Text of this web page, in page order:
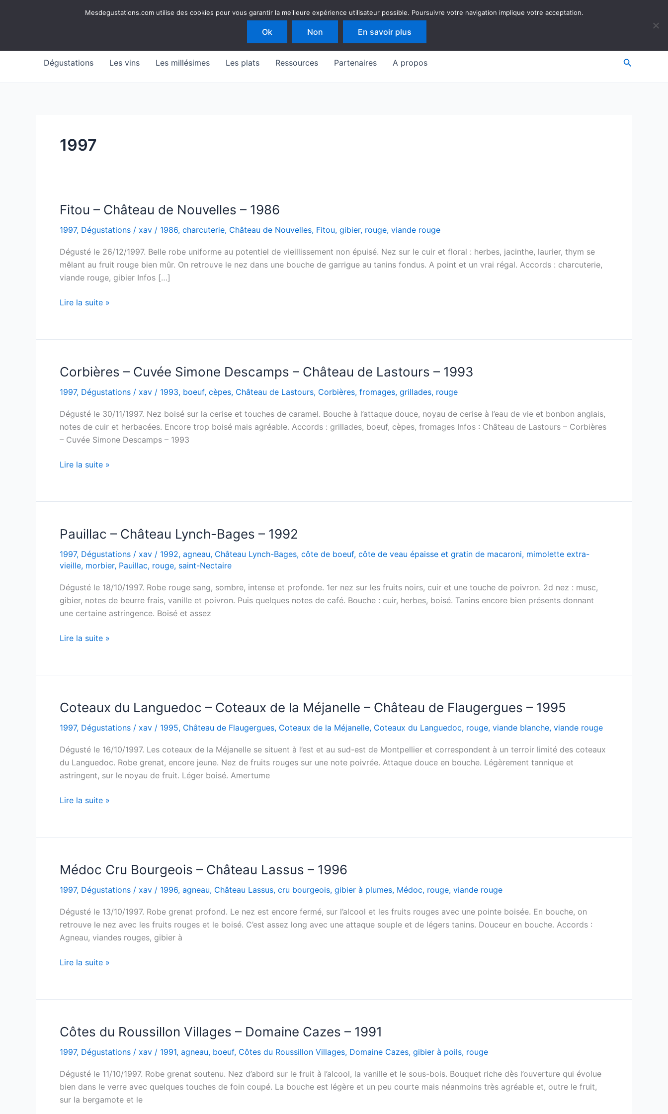
Mesdegustations
Dégustations Les vins Les millésimes Les plats Ressources Partenaires A propos
1997
Fitou – Château de Nouvelles – 1986
1997, Dégustations / xav / 1986, charcuterie, Château de Nouvelles, Fitou, gibier, rouge, viande rouge
Dégusté le 26/12/1997. Belle robe uniforme au potentiel de vieillissement non épuisé. Nez sur le cuir et floral : herbes, jacinthe, laurier, thym se
mêlant au fruit rouge bien mûr. On retrouve le nez dans une bouche de garrigue au tanins fondus. A point et un vrai régal. Accords : charcuterie,
viande rouge, gibier Infos […]
Fitou
de
–
1986
Lire la suite »
Corbières – Cuvée Simone Descamps – Château de Lastours – 1993
1997, Dégustations / xav / 1993, boeuf, cèpes, Château de Lastours, Corbières, fromages, grillades, rouge
Dégusté le 30/11/1997. Nez boisé sur la cerise et touches de caramel. Bouche à l’attaque douce, noyau de cerise à l’eau de vie et bonbon anglais,
notes de cuir et herbacées. Encore trop boisé mais agréable. Accords : grillades, boeuf, cèpes, fromages Infos : Château de Lastours – Corbières
– Cuvée Simone Descamps – 1993
Corbières
Simone
–
Château
de
Lastours
1993
Lire la suite »
Pauillac – Château Lynch-Bages – 1992
1997, Dégustations / xav / 1992, agneau, Château Lynch-Bages, côte de boeuf, côte de veau épaisse et gratin de macaroni, mimolette extra-
vieille, morbier, Pauillac, rouge, saint-Nectaire
Dégusté le 18/10/1997. Robe rouge sang, sombre, intense et profonde. 1er nez sur les fruits noirs, cuir et une touche de poivron. 2d nez : musc,
gibier, notes de beurre frais, vanille et poivron. Puis quelques notes de café. Bouche : cuir, herbes, boisé. Tanins encore bien présents donnant
une certaine astringence. Boisé et assez
Pauillac
Lynch-
–
1992
Lire la suite »
Coteaux du Languedoc – Coteaux de la Méjanelle – Château de Flaugergues – 1995
1997, Dégustations / xav / 1995, Château de Flaugergues, Coteaux de la Méjanelle, Coteaux du Languedoc, rouge, viande blanche, viande rouge
Dégusté le 16/10/1997. Les coteaux de la Méjanelle se situent à l’est et au sud-est de Montpellier et correspondent à un terroir limité des coteaux
du Languedoc. Robe grenat, encore jeune. Nez de fruits rouges sur une note poivrée. Attaque douce en bouche. Légèrement tannique et
astringent, sur le noyau de fruit. Léger boisé. Amertume
Coteaux
–
de
la
Méjanelle
Château
de
Flaugergues
1995
Lire la suite »
Médoc Cru Bourgeois – Château Lassus – 1996
1997, Dégustations / xav / 1996, agneau, Château Lassus, cru bourgeois, gibier à plumes, Médoc, rouge, viande rouge
Dégusté le 13/10/1997. Robe grenat profond. Le nez est encore fermé, sur l’alcool et les fruits rouges avec une pointe boisée. En bouche, on
retrouve le nez avec les fruits rouges et le boisé. C’est assez long avec une attaque souple et de légers tanins. Douceur en bouche. Accords :
Agneau, viandes rouges, gibier à
Médoc
–
Lassus
–
1996
Lire la suite »
Côtes du Roussillon Villages – Domaine Cazes – 1991
1997, Dégustations / xav / 1991, agneau, boeuf, Côtes du Roussillon Villages, Domaine Cazes, gibier à poils, rouge
Dégusté le 11/10/1997. Robe grenat soutenu. Nez d’abord sur le fruit à l’alcool, la vanille et le sous-bois. Bouquet riche dès l’ouverture qui évolue
bien dans le verre avec quelques touches de foin coupé. La bouche est légère et un peu courte mais néanmoins très agréable et, outre le fruit,
sur la bergamote et le
Mesdegustations.com utilise des cookies pour vous garantir la meilleure expérience utilisateur possible. Poursuivre votre navigation implique votre acceptation.
Ok Non En savoir plus